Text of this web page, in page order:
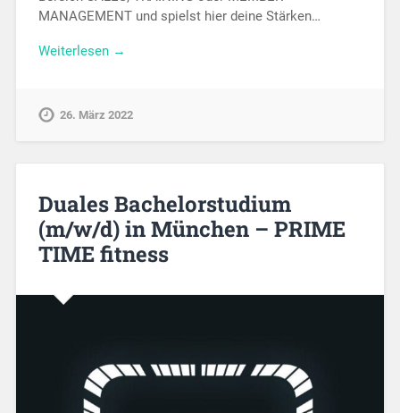
MANAGEMENT und spielst hier deine Stärken…
Weiterlesen →
26. März 2022
Duales Bachelorstudium
(m/w/d) in München – PRIME
TIME fitness